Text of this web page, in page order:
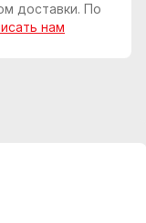
доставки. По
нам